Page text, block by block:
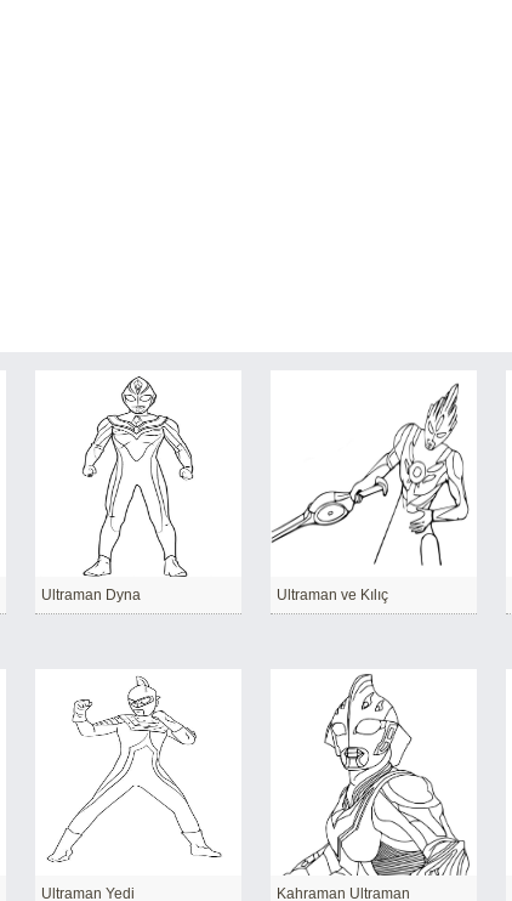
Ultraman Dyna Ultraman ve Kılıç
Ultraman Yedi Kahraman Ultraman